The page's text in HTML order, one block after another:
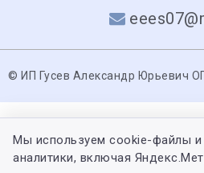
© ИП Гусев Александр Юрьевич
Мы используем cookie-файлы и
аналитики, включая